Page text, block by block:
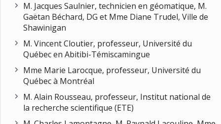
M. Jacques Saulnier, technicien en géomatique, M.
Gaëtan Béchard, DG et Mme Diane Trudel, Ville de
Shawinigan
M. Vincent Cloutier, professeur, Université du
Québec en Abitibi-Témiscamingue
Mme Marie Larocque, professeur, Université du
Québec à Montréal
M. Alain Rousseau, professeur, Institut national de
la recherche scientifique (ETE)